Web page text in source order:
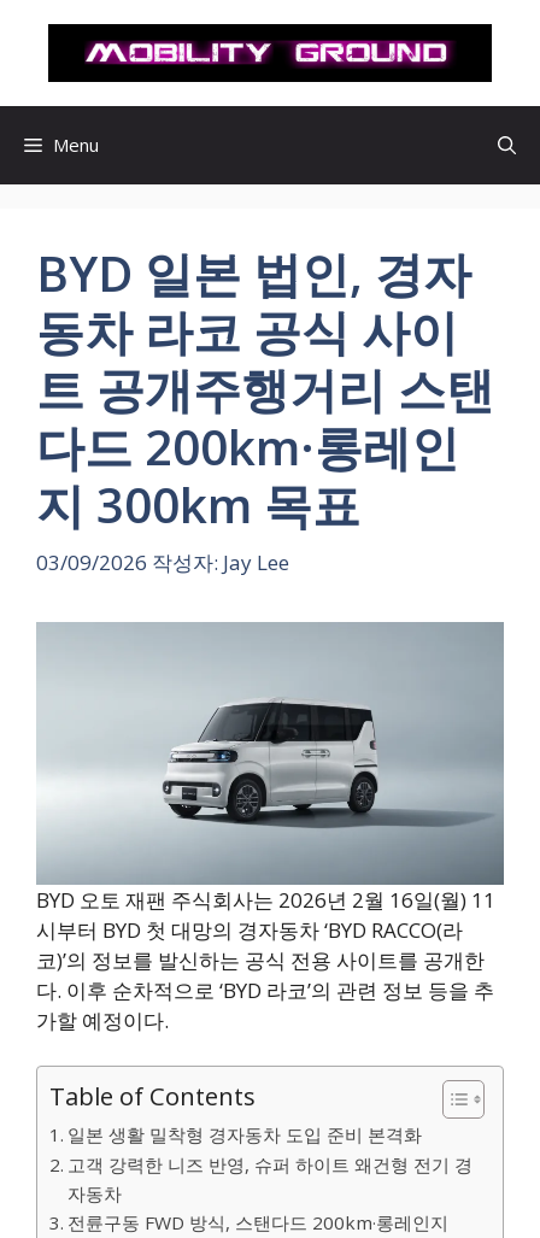
로
Menu
BYD 일본 법인, 경자
동차 라코 공식 사이
트 공개주행거리 스탠
다드 200km·롱레인
지 300km 목표
03/09/2026 작성자: Jay Lee
BYD 오토 재팬 주식회사는 2026년 2월 16일(월) 11
시부터 BYD 첫 대망의 경자동차 ‘BYD RACCO(라
코)’의 정보를 발신하는 공식 전용 사이트를 공개한
다. 이후 순차적으로 ‘BYD 라코’의 관련 정보 등을 추
가할 예정이다.
Table of Contents
일본 생활 밀착형 경자동차 도입 준비 본격화
고객 강력한 니즈 반영, 슈퍼 하이트 왜건형 전기 경
자동차
전륜구동 FWD 방식, 스탠다드 200km·롱레인지